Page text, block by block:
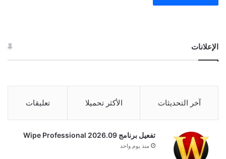
الإعلانات
آخر التحديثات الأكثر تحميلا تعليقات
تفعيل برنامج Wipe Professional 2026.09
منذ يوم واحد